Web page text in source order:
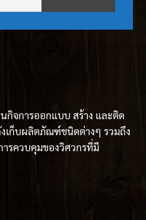
กิจการออกแบบ สร้าง และติด
เก็บผลิตภัณฑ์ชนิดต่างๆ รวมถึง
รควบคุมของวิศวกรที่มี